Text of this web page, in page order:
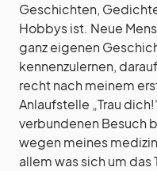
Geschichten,
Hobbys ist. Neue
ganz eigenen
kennenzulernen,
recht nach meinem
Anlaufstelle „Trau
verbundenen Besuch
wegen meines
allem was sich um das